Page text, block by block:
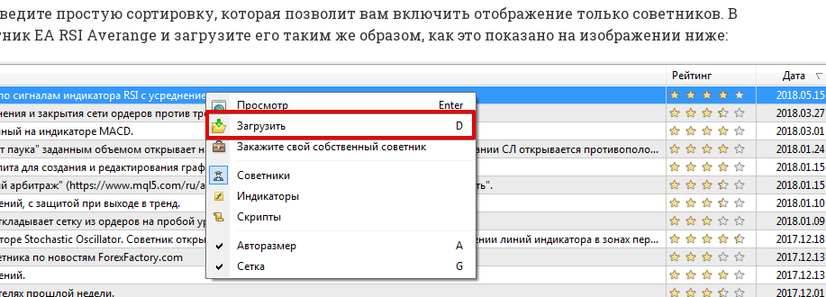
простую сортировку, которая позволит вам включить отображение только советников. В
EA RSI Averange и загрузите его таким же образом, как это показано на изображении ниже: